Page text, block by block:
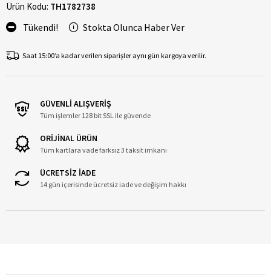
Ürün Kodu: TH1782738
Tükendi! Stokta Olunca Haber Ver
Saat 15:00’a kadar verilen siparişler aynı gün kargoya verilir.
GÜVENLİ ALIŞVERİŞ
Tüm işlemler 128 bit SSL ile güvende
ORİJİNAL ÜRÜN
Tüm kartlara vade farksız 3 taksit imkanı
ÜCRETSİZ İADE
14 gün içerisinde ücretsiz iade ve değişim hakkı